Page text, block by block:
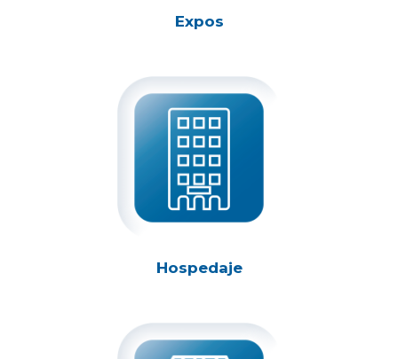
Expos
Hospedaje